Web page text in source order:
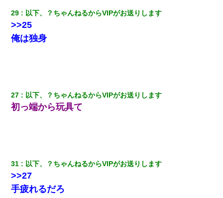
29 以下、？ちゃんねるからVIPがお送りします
>>25
俺は独身
27 以下、？ちゃんねるからVIPがお送りします
初っ端から玩具て
31 以下、？ちゃんねるからVIPがお送りします
>>27
手疲れるだろ